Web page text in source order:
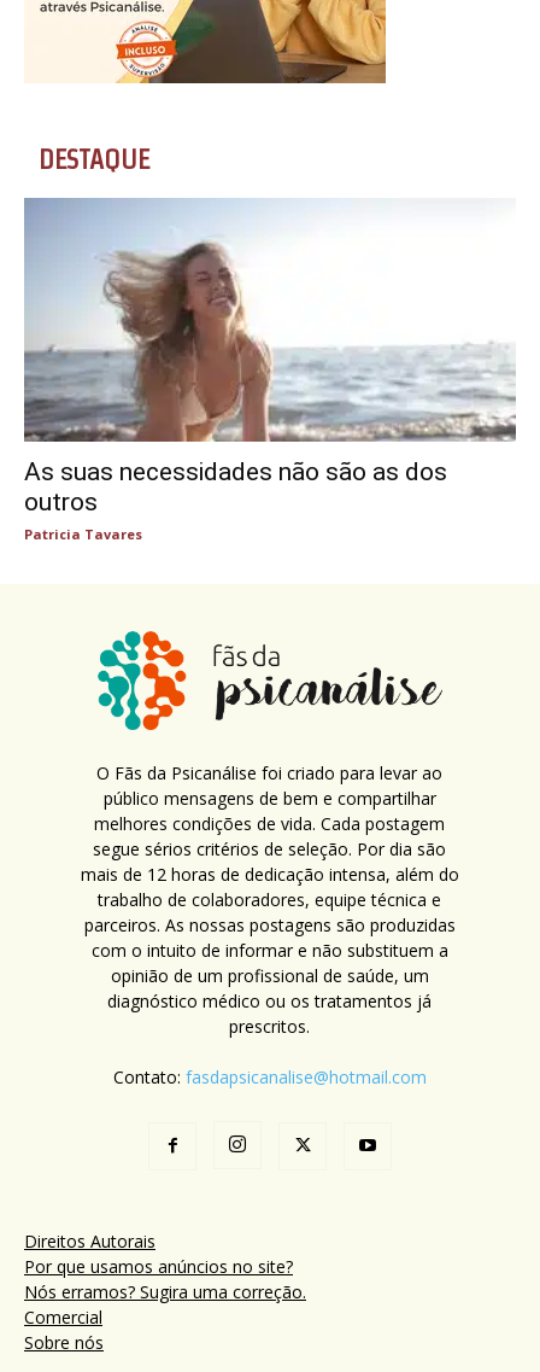
DESTAQUE
As suas necessidades não são as dos
outros
Patricia Tavares
O Fãs da Psicanálise foi criado para levar ao
público mensagens de bem e compartilhar
melhores condições de vida. Cada postagem
segue sérios critérios de seleção. Por dia são
mais de 12 horas de dedicação intensa, além do
trabalho de colaboradores, equipe técnica e
parceiros. As nossas postagens são produzidas
com o intuito de informar e não substituem a
opinião de um profissional de saúde, um
diagnóstico médico ou os tratamentos já
prescritos.
Contato: fasdapsicanalise@hotmail.com
Direitos Autorais
Por que usamos anúncios no site?
Nós erramos? Sugira uma correção.
Comercial
Sobre nós